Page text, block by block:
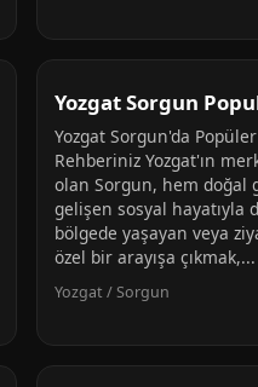
Yozgat Sorgun
Yozgat Sorgun'da
Rehberiniz Yozgat'ın
olan Sorgun, hem doğal
gelişen sosyal hayatıyla
bölgede yaşayan veya
özel bir arayışa çıkmak,...
Yozgat / Sorgun